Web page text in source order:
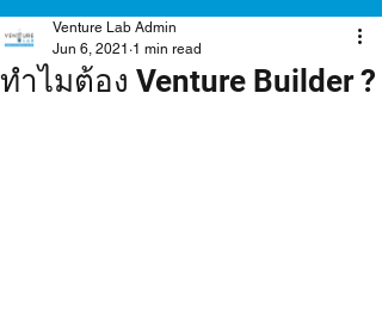
ทำไมต้อง Venture Builder ?
Venture Lab Admin
Jun 6, 2021 1 min read